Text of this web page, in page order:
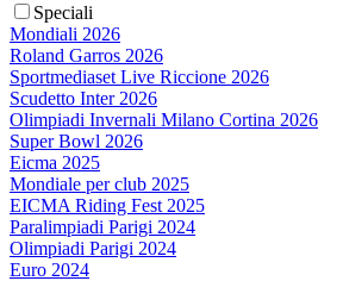
Speciali
Mondiali 2026
Roland Garros 2026
Sportmediaset Live Riccione 2026
Scudetto Inter 2026
Olimpiadi Invernali Milano Cortina 2026
Super Bowl 2026
Eicma 2025
Mondiale per club 2025
EICMA Riding Fest 2025
Paralimpiadi Parigi 2024
Olimpiadi Parigi 2024
Euro 2024